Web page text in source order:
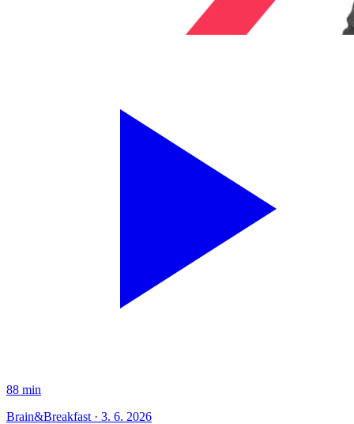
88 min
Brain&Breakfast · 3. 6. 2026